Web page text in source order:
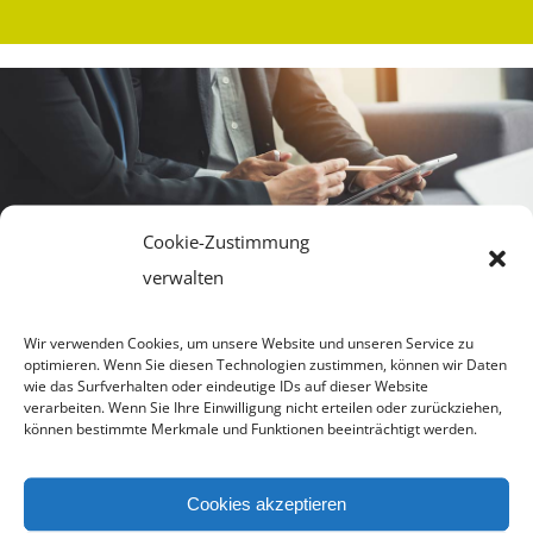
Cookie-Zustimmung
verwalten
Wir verwenden Cookies, um unsere Website und unseren Service zu
optimieren. Wenn Sie diesen Technologien zustimmen, können wir Daten
wie das Surfverhalten oder eindeutige IDs auf dieser Website
verarbeiten. Wenn Sie Ihre Einwilligung nicht erteilen oder zurückziehen,
können bestimmte Merkmale und Funktionen beeinträchtigt werden.
Cookies akzeptieren
Ressourcenmanagement
Leistung gerecht bezahlen